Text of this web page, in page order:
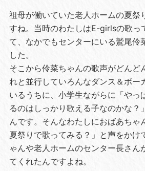
祖母が働いていた老人ホームの夏祭
すね。当時のわたしはE-girlsの歌っ
て、なかでもセンターにいる鷲尾伶
した。
そこから伶菜ちゃんの歌声がどんど
れと並行していろんなダンス＆ボー
いるうちに、小学生ながらに「やっ
るのはしっかり歌える子なのかな？
んです。そんなわたしにおばあちゃ
夏祭りで歌ってみる？」と声をかけ
ゃんや老人ホームのセンター長さん
てくれたんですよね。